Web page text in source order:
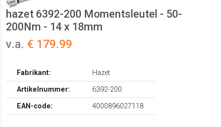
hazet 6392-200 Momentsleutel - 50-
200Nm - 14 x 18mm
v.a. € 179.99
Fabrikant:
Hazet
Artikelnummer:
6392-200
EAN-code:
4000896027118